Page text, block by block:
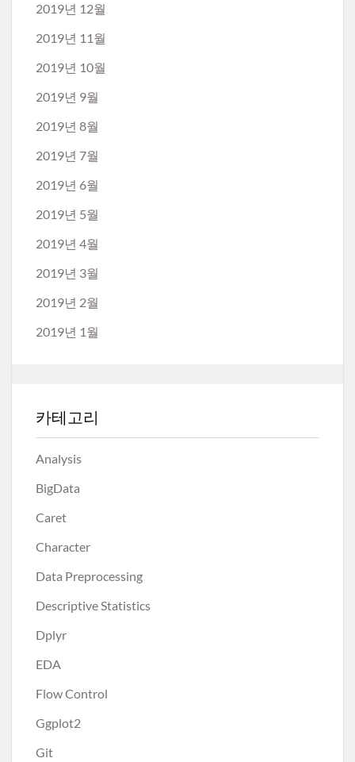
2019년 12월
2019년 11월
2019년 10월
2019년 9월
2019년 8월
2019년 7월
2019년 6월
2019년 5월
2019년 4월
2019년 3월
2019년 2월
2019년 1월
카테고리
Analysis
BigData
Caret
Character
Data Preprocessing
Descriptive Statistics
Dplyr
EDA
Flow Control
Ggplot2
Git